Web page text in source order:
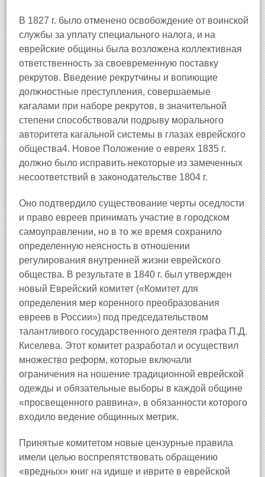
В 1827 г. было отменено освобождение от воинской
службы за уплату специального налога, и на
еврейские общины была возложена коллективная
ответственность за своевременную поставку
рекрутов. Введение рекрутчины и вопиющие
должностные преступления, совершаемые
кагалами при наборе рекрутов, в значительной
степени способствовали подрыву морального
авторитета кагальной системы в глазах еврейского
общества4. Новое Положение о евреях 1835 г.
должно было исправить некоторые из замеченных
несоответствий в законодательстве 1804 г.
Оно подтвердило существование черты оседлости
и право евреев принимать участие в городском
самоуправлении, но в то же время сохранило
определенную неясность в отношении
регулирования внутренней жизни еврейского
общества. В результате в 1840 г. был утвержден
новый Еврейский комитет («Комитет для
определения мер коренного преобразования
евреев в России») под председательством
талантливого государственного деятеля графа П.Д.
Киселева. Этот комитет разработал и осуществил
множество реформ, которые включали
ограничения на ношение традиционной еврейской
одежды и обязательные выборы в каждой общине
«просвещенного раввина», в обязанности которого
входило ведение общинных метрик.
Принятые комитетом новые цензурные правила
имели целью воспрепятствовать обращению
«вредных» книг на идише и иврите в еврейской